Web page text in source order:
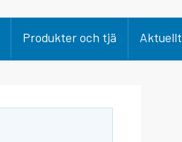
Produkter och tjä Aktuellt